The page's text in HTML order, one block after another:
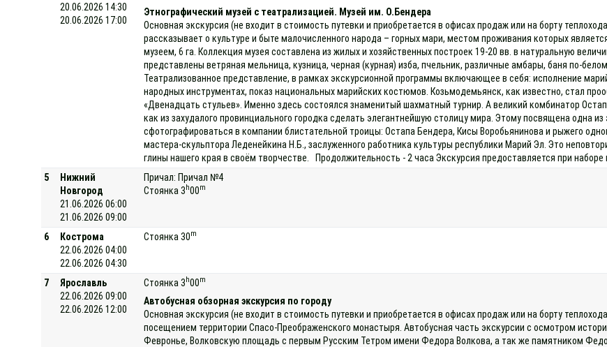
20.06.2026 14:30
20.06.2026 17:00
Этнографический музей с театрализацией. Музей им. О.Бендера
Основная экскурсия (не входит в стоимость путевки и приобретается в офисах продаж или на борту
рассказывает о культуре и быте малочисленного народа – горных мари, местом проживания которых
музеем, 6 га. Коллекция музея составлена из жилых и хозяйственных построек 19-20 вв. в натуральную
представлены ветряная мельница, кузница, черная (курная) изба, пчельник, различные амбары, баня по-
Театрализованное представление, в рамках экскурсионной программы включающее в себя: исполнение
народных инструментах, показ национальных марийских костюмов. Козьмодемьянск, как известно, стал
«Двенадцать стульев». Именно здесь состоялся знаменитый шахматный турнир. А великий комбинатор
как из захудалого провинциального городка сделать элегантнейшую столицу мира. Этому посвящена одна
сфотографироваться в компании блистательной троицы: Остапа Бендера, Кисы Воробьянинова и рыжего
мастера-скульптора Леденейкина Н.Б., заслуженного работника культуры республики Марий Эл. Это
глины нашего края в своём творчестве. Продолжительность - 2 часа Экскурсия предоставляется при наборе
5
Нижний
Новгород
21.06.2026 06:00
21.06.2026 09:00
Причал: Причал №4
Стоянка 3 h00m
6
Кострома
22.06.2026 04:00
22.06.2026 04:30
Стоянка 30m
7
Ярославль
22.06.2026 09:00
22.06.2026 12:00
Стоянка 3 h00m
Автобусная обзорная экскурсия по городу
Основная экскурсия (не входит в стоимость путевки и приобретается в офисах продаж или на борту
посещением территории Спасо-Преображенского монастыря. Автобусная часть экскурсии с осмотром
Февронье, Волковскую площадь с первым Русским Тетром имени Федора Волкова, а так же памятником